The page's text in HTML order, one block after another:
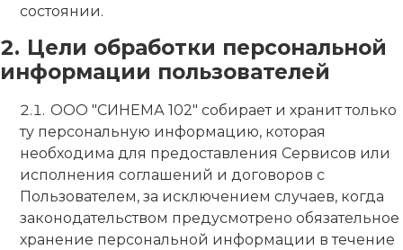
состоянии.
Цели обработки персональной
информации пользователей
ООО "СИНЕМА 102" собирает и хранит только
ту персональную информацию, которая
необходима для предоставления Сервисов или
исполнения соглашений и договоров с
Пользователем, за исключением случаев, когда
законодательством предусмотрено обязательное
хранение персональной информации в течение